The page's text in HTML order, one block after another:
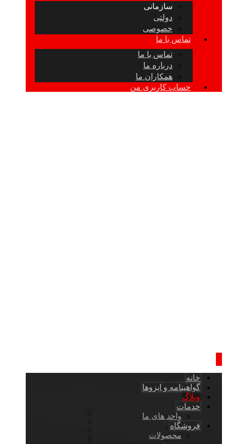
سازمانی
دولتی
خصوصی
تماس با ما
تماس با ما
درباره ما
همکاران ما
حساب کاربری من
خانه
گواهینامه و ایزوها
وبلاگ
خدمات
واحد های ما
فروشگاه
محصولات